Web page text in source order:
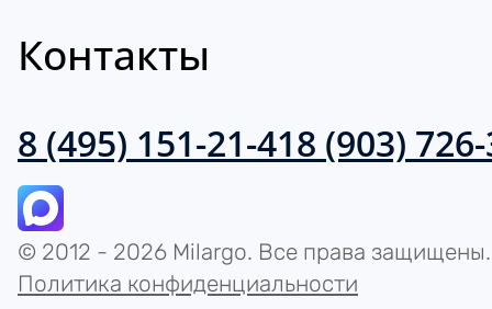
Контакты
8 (495) 151-21-418 (903)
© 2012 - 2026 Milargo. Все права защищены.
Политика конфиденциальности